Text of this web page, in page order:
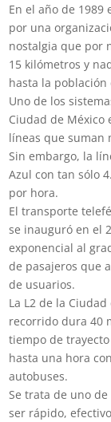
En el año de
por una
nostalgia que por
15 kilómetros y
hasta la población
Uno de los
Ciudad de México
líneas que suman
Sin embargo, la
Azul con tan sólo
por hora.
El transporte
se inauguró en el
exponencial al
de pasajeros que
de usuarios.
La L2 de la
recorrido dura 40
tiempo de
hasta una hora
autobuses.
Se trata de uno
ser rápido,